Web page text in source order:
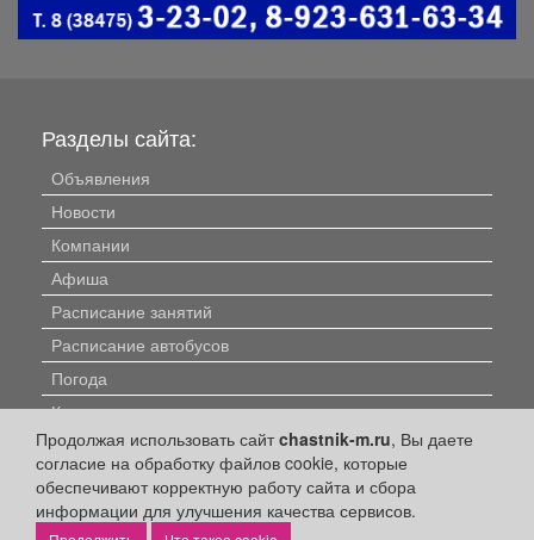
Продолжая использовать сайтchastnik-m.ru, Вы даете
согласие на обработку файлов cookie, которые
обеспечивают корректную работу сайта и сбора
информации для улучшения качества сервисов.
Разделы сайта:
Объявления
Новости
Компании
Афиша
Расписание занятий
Расписание автобусов
Погода
Контакты
Наши вакансии
Быстрые ссылки: